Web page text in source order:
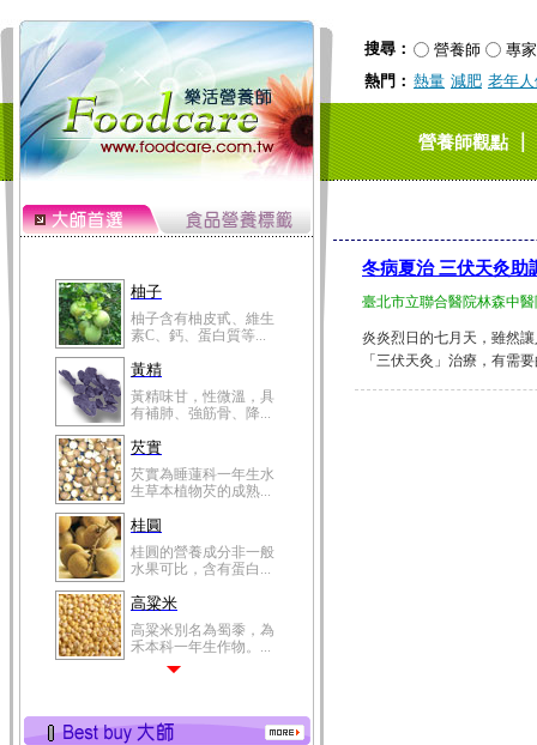
搜尋： 營養師
專家
熱門： 熱量 減肥 老年
營養師觀點｜
柚子
柚子含有柚皮甙、維生
素C、鈣、蛋白質等...
黃精
黃精味甘，性微溫，具
有補肺、強筋骨、降...
芡實
芡實為睡蓮科一年生水
生草本植物芡的成熟...
桂圓
桂圓的營養成分非一般
水果可比，含有蛋白...
高粱米
高粱米別名為蜀黍，為
禾本科一年生作物。...
有蛋白質、脂肪、磷...
冬病夏治 三伏天灸助
臺北市立聯合醫院林森中
炎炎烈日的七月天，雖然
「三伏天灸」治療，有需